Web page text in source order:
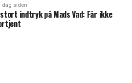
dag siden
indtryk på Mads Vad: Får ikke